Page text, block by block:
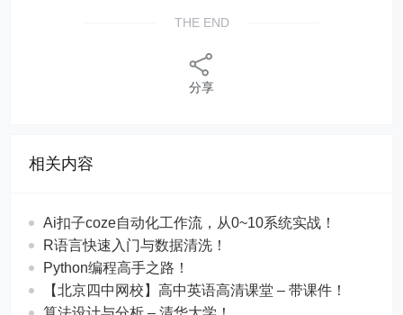
THE END
分享
相关内容
Ai扣子coze自动化工作流，从0~10系统实战！
R语言快速入门与数据清洗！
Python编程高手之路！
【北京四中网校】高中英语高清课堂 – 带课件！